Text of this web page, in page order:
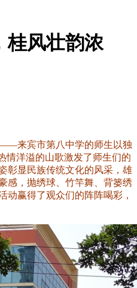
桂风壮韵浓
来宾市第八中学的师生以独
情洋溢的山歌激发了师生们的
彰显民族传统文化的风采，雄
感，抛绣球、竹竿舞、背篓绣
动赢得了观众们的阵阵喝彩，